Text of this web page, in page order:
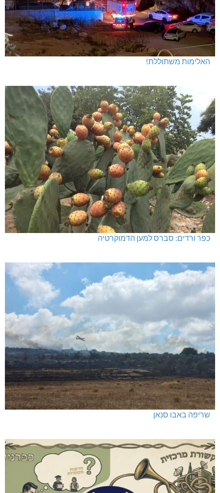
האלימות משתוללת!
כפר ורדים: סברס למען הדמוקרטיה
שריפה באבו סנאן